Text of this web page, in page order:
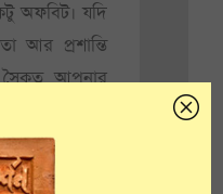
অফবিট। যদি
আর প্রশান্তি
সৈকত আপনার